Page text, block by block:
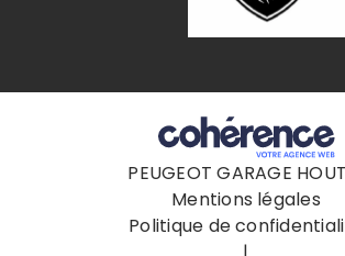
PEUGEOT GARAGE
Mentions légales
Politique de